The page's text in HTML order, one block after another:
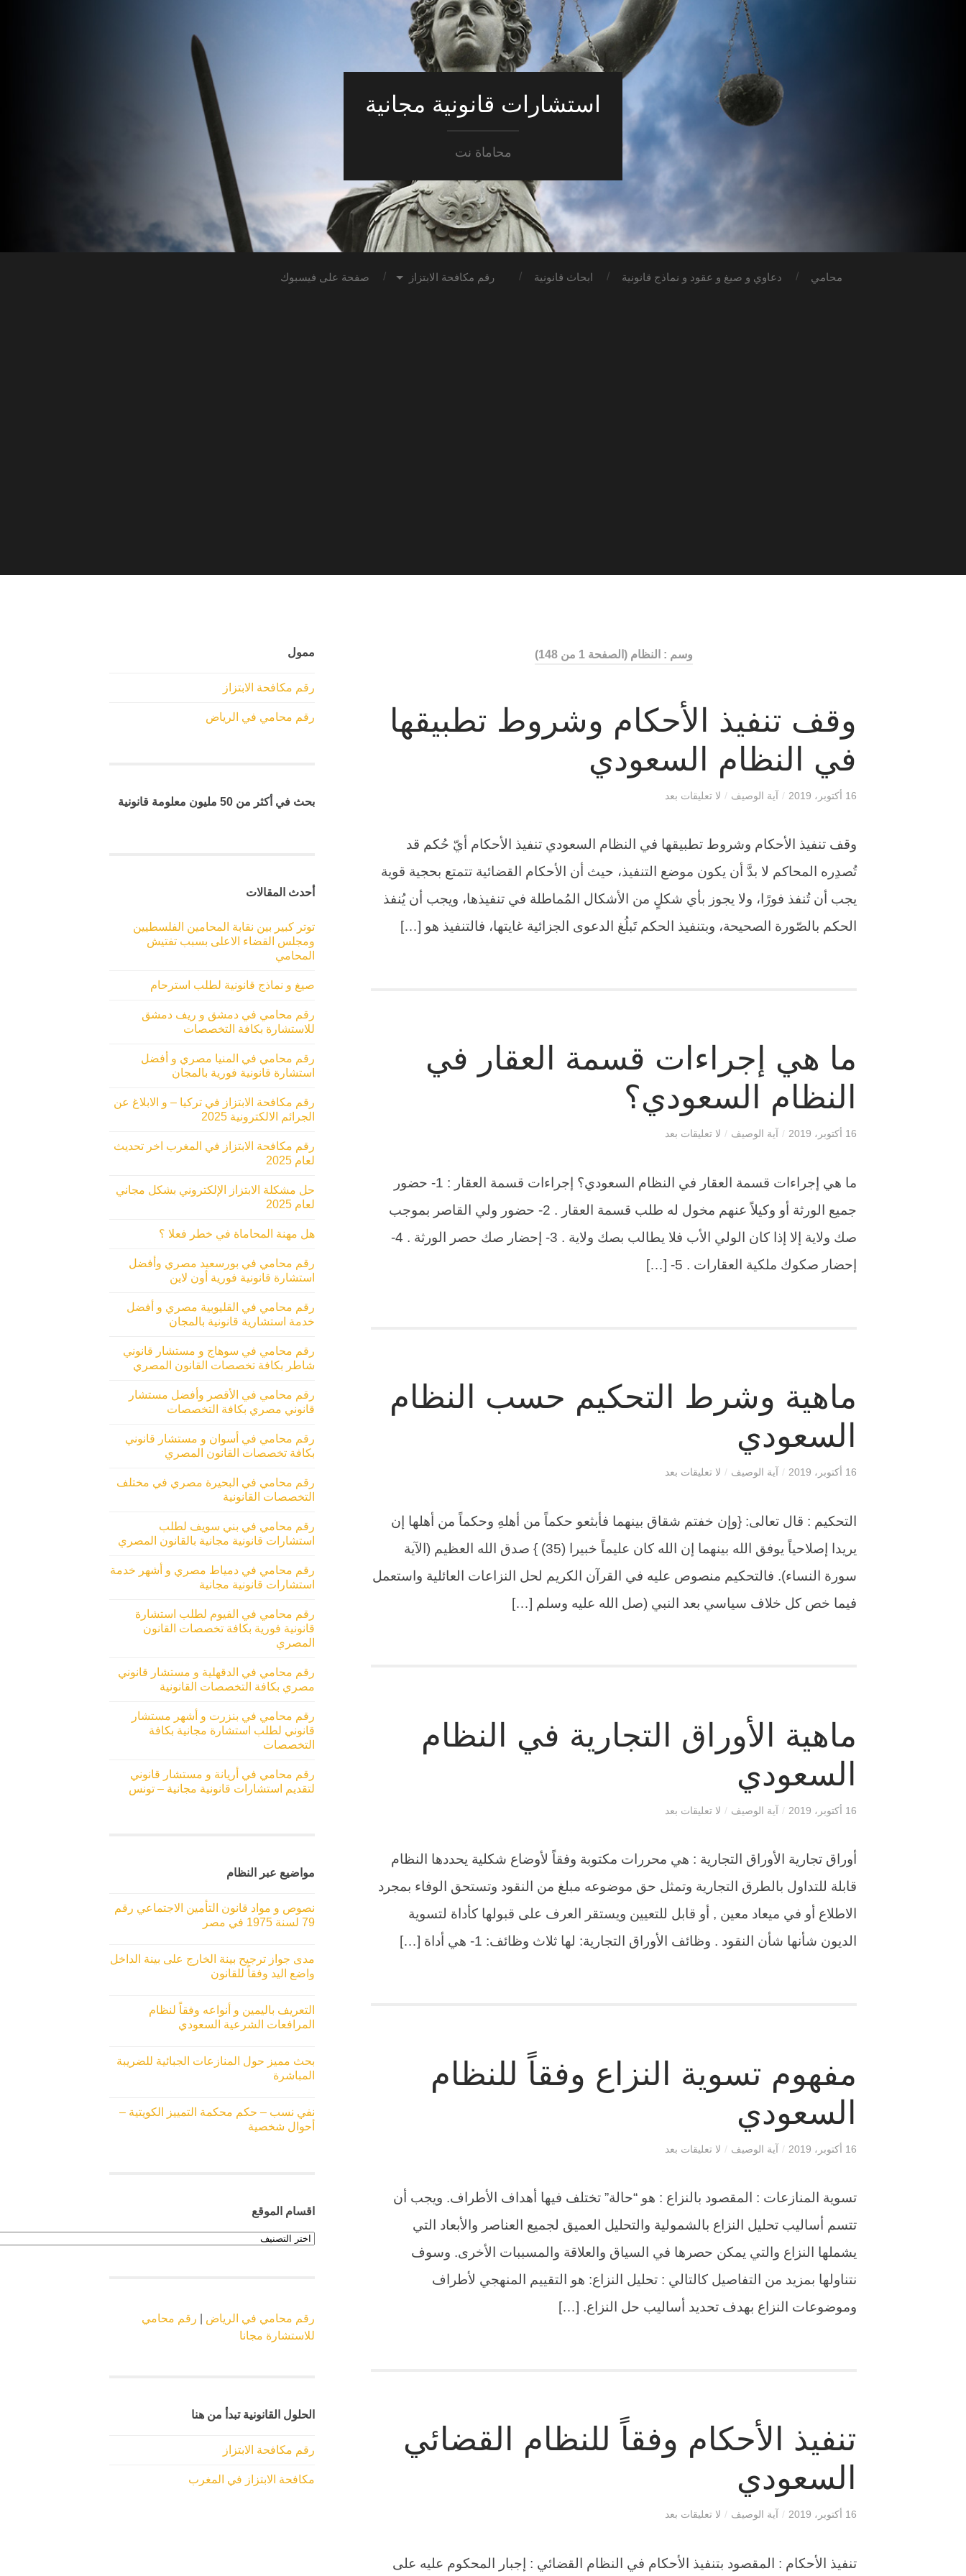
استشارات قانونية مجانية
محاماة نت
محامي دعاوي و صيغ و عقود و نماذج قانونية ابحاث قانونية رقم مكافحة الابتزاز صفحة على فيسبوك
وسم : النظام (الصفحة 1 من 148)
وقف تنفيذ الأحكام وشروط تطبيقها
في النظام السعودي
16 أكتوبر، 2019 / آية الوصيف / لا تعليقات بعد
وقف تنفيذ الأحكام وشروط تطبيقها في النظام السعودي تنفيذ الأحكام أيّ حُكم قد
تُصدِره المحاكم لا بدَّ أن يكون موضع التنفيذ، حيث أن الأحكام القضائية تتمتع بحجية قوية
يجب أن تُنفذ فورًا، ولا يجوز بأي شكلٍ من الأشكال المُماطلة في تنفيذها، ويجب أن يُنفذ
الحكم بالصّورة الصحيحة، وبتنفيذ الحكم تَبلُغ الدعوى الجزائية غايتها، فالتنفيذ هو […]
ما هي إجراءات قسمة العقار في
النظام السعودي؟
16 أكتوبر، 2019 / آية الوصيف / لا تعليقات بعد
ما هي إجراءات قسمة العقار في النظام السعودي؟ إجراءات قسمة العقار : 1- حضور
جميع الورثة أو وكيلاً عنهم مخول له طلب قسمة العقار . 2- حضور ولي القاصر بموجب
صك ولاية إلا إذا كان الولي الأب فلا يطالب بصك ولاية . 3- إحضار صك حصر الورثة . 4-
إحضار صكوك ملكية العقارات . 5- […]
ماهية وشرط التحكيم حسب النظام
السعودي
16 أكتوبر، 2019 / آية الوصيف / لا تعليقات بعد
التحكيم : قال تعالى: {وإن خفتم شقاق بينهما فأبثعو حكماً من أهلهِ وحكماً من أهلها إن
يريدا إصلاحياً يوفق الله بينهما إن الله كان عليماً خبيرا (35) } صدق الله العظيم (الآية
سورة النساء). فالتحكيم منصوص عليه في القرآن الكريم لحل النزاعات العائلية واستعمل
فيما خص كل خلاف سياسي بعد النبي (صل الله عليه وسلم […]
ماهية الأوراق التجارية في النظام
السعودي
16 أكتوبر، 2019 / آية الوصيف / لا تعليقات بعد
أوراق تجارية الأوراق التجارية : هي محررات مكتوبة وفقاً لأوضاع شكلية يحددها النظام
قابلة للتداول بالطرق التجارية وتمثل حق موضوعه مبلغ من النقود وتستحق الوفاء بمجرد
الاطلاع أو في ميعاد معين , أو قابل للتعيين ويستقر العرف على قبولها كأداة لتسوية
الديون شأنها شأن النقود . وظائف الأوراق التجارية: لها ثلاث وظائف: 1- هي أداة […]
مفهوم تسوية النزاع وفقاً للنظام
السعودي
16 أكتوبر، 2019 / آية الوصيف / لا تعليقات بعد
تسوية المنازعات : المقصود بالنزاع : هو “حالة” تختلف فيها أهداف الأطراف. ويجب أن
تتسم أساليب تحليل النزاع بالشمولية والتحليل العميق لجميع العناصر والأبعاد التي
يشملها النزاع والتي يمكن حصرها في السياق والعلاقة والمسببات الأخرى. وسوف
نتناولها بمزيد من التفاصيل كالتالي : تحليل النزاع: هو التقييم المنهجي لأطراف
وموضوعات النزاع بهدف تحديد أساليب حل النزاع. […]
تنفيذ الأحكام وفقاً للنظام القضائي
السعودي
16 أكتوبر، 2019 / آية الوصيف / لا تعليقات بعد
تنفيذ الأحكام : المقصود بتنفيذ الأحكام في النظام القضائي : إجبار المحكوم عليه على
ممول
رقم مكافحة الابتزاز
رقم محامي في الرياض
بحث في أكثر من 50 مليون معلومة قانونية
أحدث المقالات
توتر كبير بين نقابة المحامين الفلسطيين
ومجلس القضاء الاعلى بسبب تفتيش
المحامي
صيغ و نماذج قانونية لطلب استرحام
رقم محامي في دمشق و ريف دمشق
للاستشارة بكافة التخصصات
رقم محامي في المنيا مصري و أفضل
استشارة قانونية فورية بالمجان
رقم مكافحة الابتزاز في تركيا – و الابلاغ عن
الجرائم الالكترونية 2025
رقم مكافحة الابتزاز في المغرب اخر تحديث
لعام 2025
حل مشكلة الابتزاز الإلكتروني بشكل مجاني
لعام 2025
هل مهنة المحاماة في خطر فعلا ؟
رقم محامي في بورسعيد مصري وأفضل
استشارة قانونية فورية أون لاين
رقم محامي في القليوبية مصري و أفضل
خدمة استشارية قانونية بالمجان
رقم محامي في سوهاج و مستشار قانوني
شاطر بكافة تخصصات القانون المصري
رقم محامي في الأقصر وأفضل مستشار
قانوني مصري بكافة التخصصات
رقم محامي في أسوان و مستشار قانوني
بكافة تخصصات القانون المصري
رقم محامي في البحيرة مصري في مختلف
التخصصات القانونية
رقم محامي في بني سويف لطلب
استشارات قانونية مجانية بالقانون المصري
رقم محامي في دمياط مصري و أشهر خدمة
استشارات قانونية مجانية
رقم محامي في الفيوم لطلب استشارة
قانونية فورية بكافة تخصصات القانون
المصري
رقم محامي في الدقهلية و مستشار قانوني
مصري بكافة التخصصات القانونية
رقم محامي في بنزرت و أشهر مستشار
قانوني لطلب استشارة مجانية بكافة
التخصصات
رقم محامي في أريانة و مستشار قانوني
لتقديم استشارات قانونية مجانية – تونس
مواضيع عبر النظام
نصوص و مواد قانون التأمين الاجتماعي رقم
79 لسنة 1975 في مصر
مدى جواز ترجيح بينة الخارج على بينة الداخل
واضع اليد وفقاً للقانون
التعريف باليمين و أنواعه وفقاً لنظام
المرافعات الشرعية السعودي
بحث مميز حول المنازعات الجبائية للضريبة
المباشرة
نفي نسب – حكم محكمة التمييز الكويتية –
أحوال شخصية
اقسام الموقع
اقسام
الموقع
رقم محامي في الرياض
رقم محامي
للاستشارة مجانا
الحلول القانونية تبدأ من هنا
رقم مكافحة الابتزاز
مكافحة الابتزاز في المغرب